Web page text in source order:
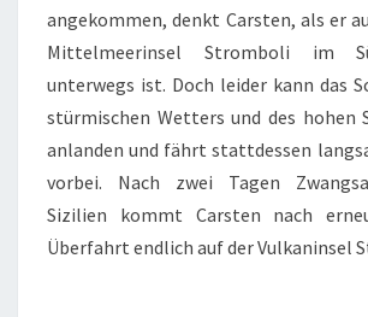
angekommen, denkt Carsten, als er
Mittelmeerinsel Stromboli im
unterwegs ist. Doch leider kann das
stürmischen Wetters und des hohen
anlanden und fährt stattdessen
vorbei. Nach zwei Tagen
Sizilien kommt Carsten nach
Überfahrt endlich auf der Vulkaninsel